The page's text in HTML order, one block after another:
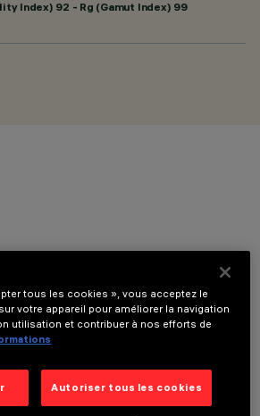
Index) 92 - Rg (Gamut Index) 99
OPTIONNELS
tous les cookies », vous acceptez le
votre appareil pour améliorer la navigation
utilisation et contribuer à nos efforts de
Autoriser tous les cookies